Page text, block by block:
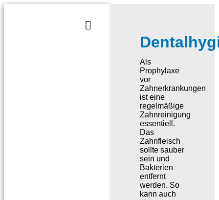
Als
Prophylaxe
vor
Zahnerkrankungen
ist eine
regelmäßige
Zahnreinigung
essentiell.
Das
Zahnfleisch
sollte sauber
sein und
Bakterien
entfernt
werden. So
kann auch